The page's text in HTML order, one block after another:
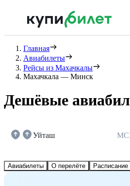
Главная
Авиабилеты
Рейсы из Махачкалы
Махачкала — Минск
Дешёвые
Уйташ
Авиабилеты О перелёте Расписание